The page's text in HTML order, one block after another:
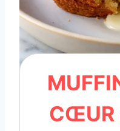
CŒUR